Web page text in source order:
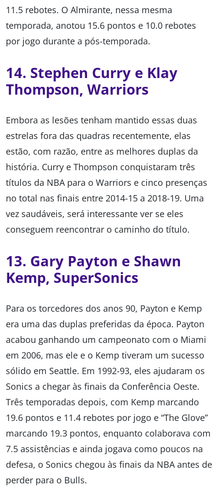
11.5 rebotes. O Almirante, nessa mesma
temporada, anotou 15.6 pontos e 10.0 rebotes
por jogo durante a pós-temporada.
14. Stephen Curry e Klay
Thompson, Warriors
Embora as lesões tenham mantido essas duas
estrelas fora das quadras recentemente, elas
estão, com razão, entre as melhores duplas da
história. Curry e Thompson conquistaram três
títulos da NBA para o Warriors e cinco presenças
no total nas finais entre 2014-15 a 2018-19. Uma
vez saudáveis, será interessante ver se eles
conseguem reencontrar o caminho do título.
13. Gary Payton e Shawn
Kemp, SuperSonics
Para os torcedores dos anos 90, Payton e Kemp
era uma das duplas preferidas da época. Payton
acabou ganhando um campeonato com o Miami
em 2006, mas ele e o Kemp tiveram um sucesso
sólido em Seattle. Em 1992-93, eles ajudaram os
Sonics a chegar às finais da Conferência Oeste.
Três temporadas depois, com Kemp marcando
19.6 pontos e 11.4 rebotes por jogo e “The Glove”
marcando 19.3 pontos, enquanto colaborava com
7.5 assistências e ainda jogava como poucos na
defesa, o Sonics chegou às finais da NBA antes de
perder para o Bulls.